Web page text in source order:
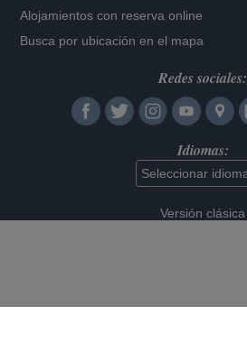
Alojamientos con reserva online
Busca por ubicación en el mapa
Redes sociales:
Idiomas:
Versión clásica